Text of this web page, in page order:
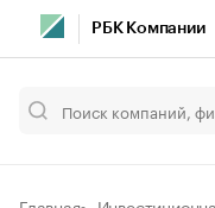
РБК Компании